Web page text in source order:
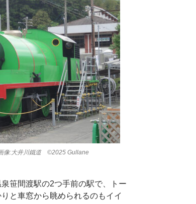
像:大井川鐵道 ©2025 Gullane
笹間渡駅の2つ手前の駅で、トー
と車窓から眺められるのもイイ